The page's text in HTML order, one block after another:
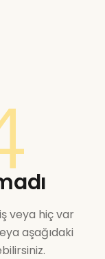
veya hiç var
aşağıdaki